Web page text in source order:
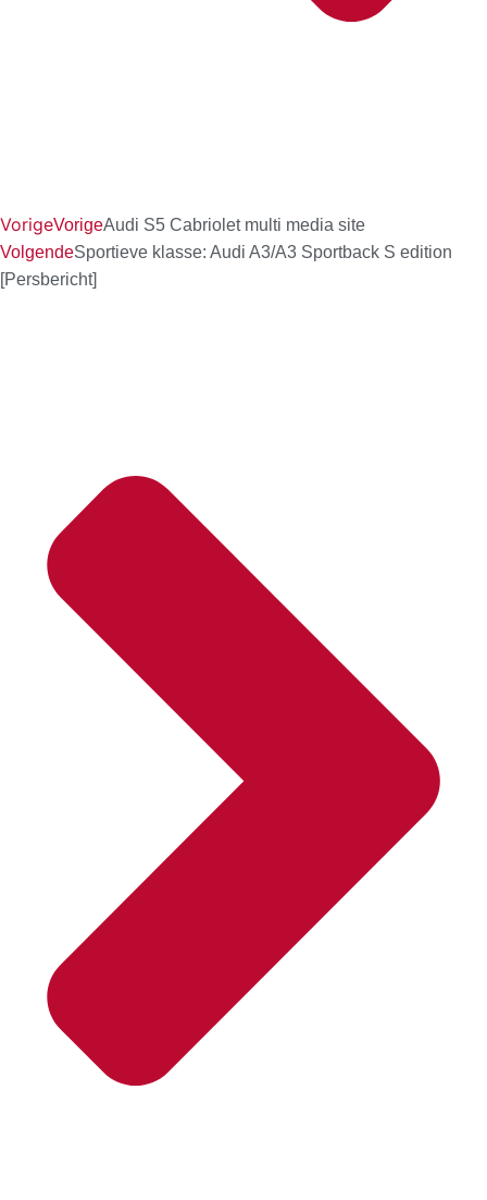
VorigeVorigeAudi S5 Cabriolet multi media site
VolgendeSportieve klasse: Audi A3/A3 Sportback S edition
[Persbericht]